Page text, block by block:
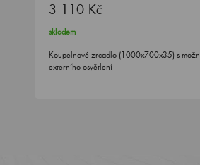
3 110 Kč
skladem
Koupelnové zrcadlo (1000x700x35) s
externího osvětlení